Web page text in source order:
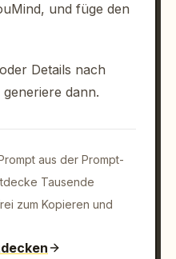
！
Leiste mit drei
Icon 高評価, Play-
by über dem
blaue
Bewegungslinien
und füge den
Details nach
dann.
aus der Prompt-
Tausende
zum Kopieren und